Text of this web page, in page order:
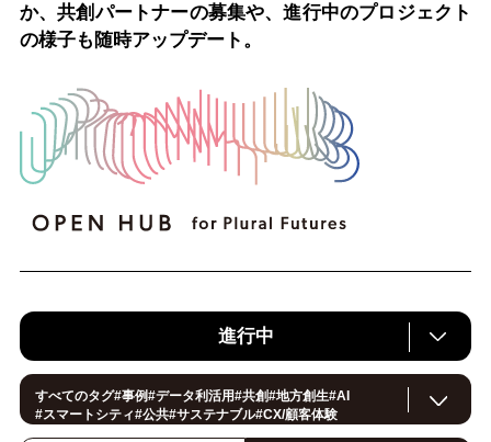
か、共創パートナーの募集や、進行中のプロジェクト
の様子も随時アップデート。
進行中
すべてのタグ#事例#データ利活用#共創#地方創生#AI
#スマートシティ#公共#サステナブル#CX/顧客体験